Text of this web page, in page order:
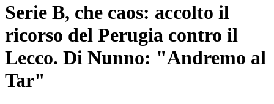
Serie B, che caos: accolto il
ricorso del Perugia contro il
Lecco. Di Nunno: "Andremo al
Tar"